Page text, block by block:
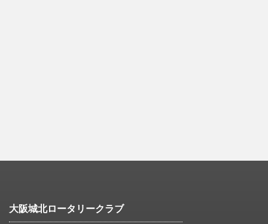
大阪城北ロータリークラブ